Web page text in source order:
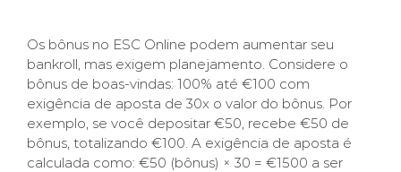
Os bônus no ESC Online podem aumentar seu
bankroll, mas exigem planejamento. Considere o
bônus de boas-vindas: 100% até €100 com
exigência de aposta de 30x o valor do bônus. Por
exemplo, se você depositar €50, recebe €50 de
bônus, totalizando €100. A exigência de aposta é
calculada como: €50 (bônus) × 30 = €1500 a ser